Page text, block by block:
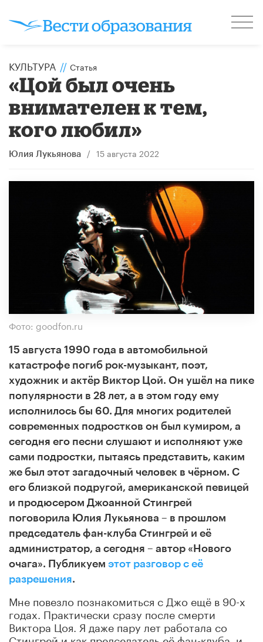
КУЛЬТУРА // Статья
«Цой был очень
внимателен к тем,
кого любил»
Юлия Лукьянова / 15 августа 2022
Фото: goodfon.ru
15 августа 1990 года в автомобильной
катастрофе погиб рок-музыкант, поэт,
художник и актёр Виктор Цой. Он ушёл на пике
популярности в 28 лет, а в этом году ему
исполнилось бы 60. Для многих родителей
современных подростков он был кумиром, а
сегодня его песни слушают и исполняют уже
сами подростки, пытаясь представить, каким
же был этот загадочный человек в чёрном. С
его близкой подругой, американской певицей
и продюсером Джоанной Стингрей
поговорила Юлия Лукьянова – в прошлом
председатель фан-клуба Стингрей и её
администратор, а сегодня – автор «Нового
очага». Публикуем этот разговор с её
разрешения.
Мне повезло познакомиться с Джо ещё в 90-х
годах. Практически сразу после смерти
Виктора Цоя. Я даже пару лет работала со